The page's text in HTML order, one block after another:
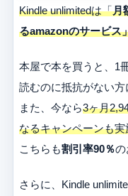
Kindle unlimitedは「月
るamazonのサービス
本屋で本を買うと、1
読むのに抵抗がない方
また、今なら3ヶ月
なるキャンペーンも
こちらも割引率90％の
さらに、Kindle